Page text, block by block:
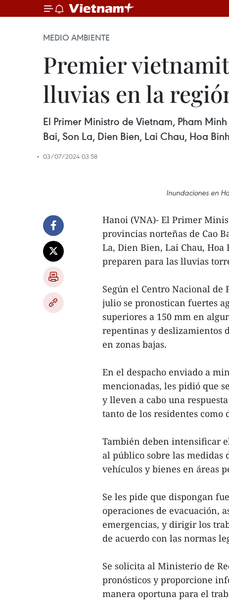
MEDIO AMBIENTE
Premier
lluvias en la
El Primer Ministro de Vietnam, Pham
Bai, Son La, Dien Bien, Lai Chau, Hoa
03/07/2024 03:58
Inundaciones en
Hanoi (VNA)- El Primer
provincias norteñas de Cao
La, Dien Bien, Lai Chau, Hoa
preparen para las lluvias
Según el Centro Nacional de
julio se pronostican fuertes
superiores a 150 mm en
repentinas y deslizamientos
en zonas bajas.
En el despacho enviado a
mencionadas, les pidió que
y lleven a cabo una
tanto de los residentes como
También deben intensificar
al público sobre las medidas
vehículos y bienes en áreas
Se les pide que dispongan
operaciones de evacuación,
emergencias, y dirigir los
de acuerdo con las normas
Se solicita al Ministerio de
pronósticos y proporcione
manera oportuna para el